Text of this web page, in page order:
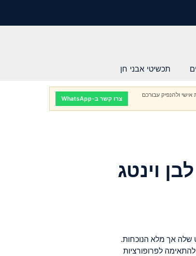
תכשיטי אבני חן
ולהנפיק עבורכם
צרו קשר ב-WhatsApp
וינטג
שלה אך מלא הנוכחות.
לפרופורציות